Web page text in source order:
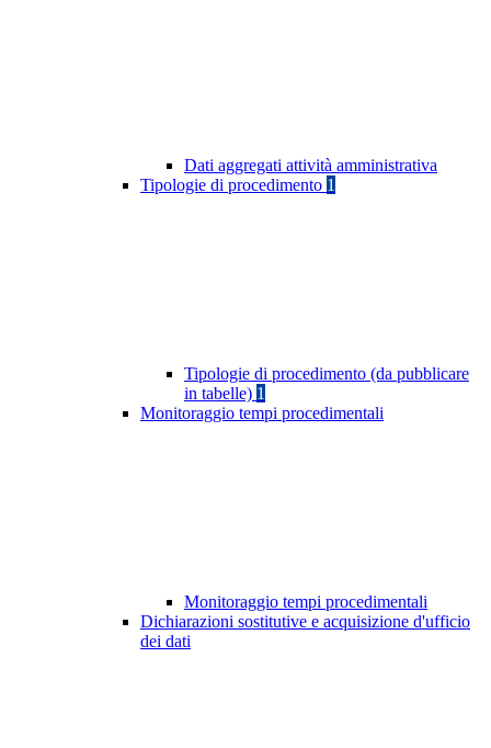
Dati aggregati attività amministrativa
Tipologie di procedimento 1
Tipologie di procedimento (da pubblicare
in tabelle) 1
Monitoraggio tempi procedimentali
Monitoraggio tempi procedimentali
Dichiarazioni sostitutive e acquisizione d'ufficio
dei dati